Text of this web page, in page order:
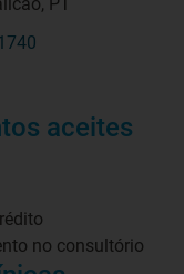
aceites
no consultório